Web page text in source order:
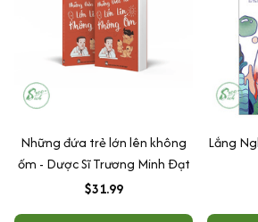
Những đứa trẻ lớn lên không
ốm - Dược Sĩ Trương Minh Đạt
$31.99
Lắng